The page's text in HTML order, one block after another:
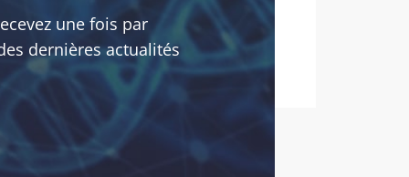
une fois par
dernières actualités
à explorer